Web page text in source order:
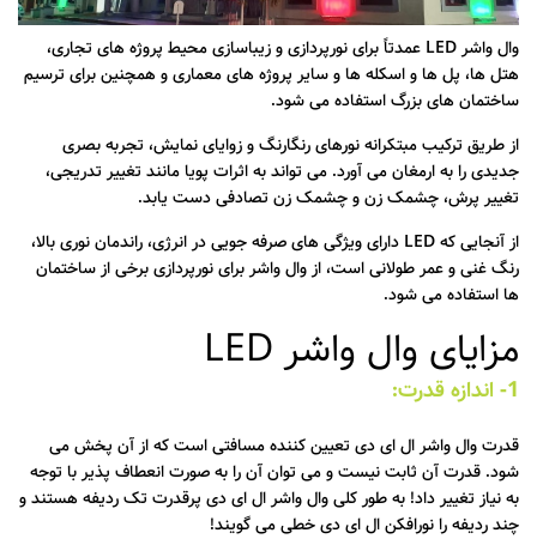
وال واشر LED عمدتاً برای نورپردازی و زیباسازی محیط پروژه های تجاری،
هتل ها، پل ها و اسکله ها و سایر پروژه های معماری و همچنین برای ترسیم
ساختمان های بزرگ استفاده می شود.
از طریق ترکیب مبتکرانه نورهای رنگارنگ و زوایای نمایش، تجربه بصری
جدیدی را به ارمغان می آورد. می تواند به اثرات پویا مانند تغییر تدریجی،
تغییر پرش، چشمک زن و چشمک زن تصادفی دست یابد.
از آنجایی که LED دارای ویژگی های صرفه جویی در انرژی، راندمان نوری بالا،
رنگ غنی و عمر طولانی است، از وال واشر برای نورپردازی برخی از ساختمان
ها استفاده می شود.
مزایای وال واشر LED
1- اندازه قدرت:
قدرت وال واشر ال ای دی تعیین کننده مسافتی است که از آن پخش می
شود. قدرت آن ثابت نیست و می توان آن را به صورت انعطاف پذیر با توجه
به نیاز تغییر داد! به طور کلی وال واشر ال ای دی پرقدرت تک ردیفه هستند و
چند ردیفه را نورافکن ال ای دی خطی می گویند!